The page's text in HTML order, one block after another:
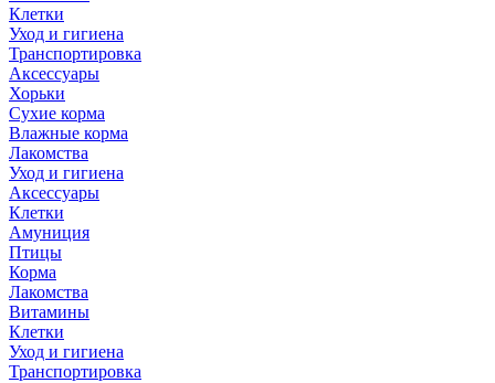
Клетки
Уход и гигиена
Транспортировка
Аксессуары
Хорьки
Сухие корма
Влажные корма
Лакомства
Уход и гигиена
Аксессуары
Клетки
Амуниция
Птицы
Корма
Лакомства
Витамины
Клетки
Уход и гигиена
Транспортировка